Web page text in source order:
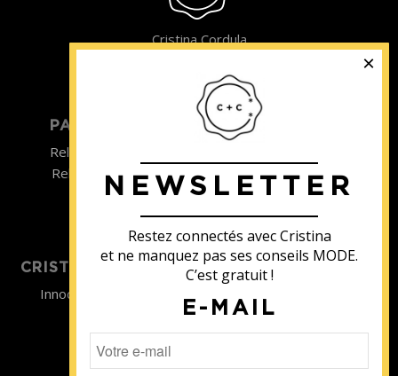
Cristina Cordula
PARTICULIER
Relooking homme
Relooking femme
ENTREPRISE
ENTREPRISE
Formations
CRISTINA SOUTIENT
Innocence en Danger
Sidaction
Contact
Newsletter
NEWSLETTER
Restez connectés avec Cristina
et ne manquez pas ses conseils MODE.
C’est gratuit !
E-MAIL